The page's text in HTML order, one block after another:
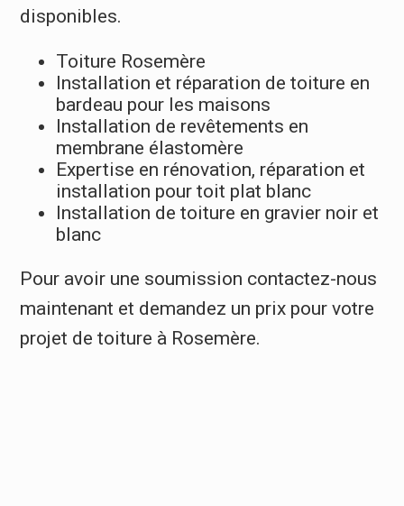
disponibles.
Toiture Rosemère
Installation et réparation de toiture en
bardeau pour les maisons
Installation de revêtements en
membrane élastomère
Expertise en rénovation, réparation et
installation pour toit plat blanc
Installation de toiture en gravier noir et
blanc
Pour avoir une soumission contactez-nous
maintenant et demandez un prix pour votre
projet de toiture à Rosemère.